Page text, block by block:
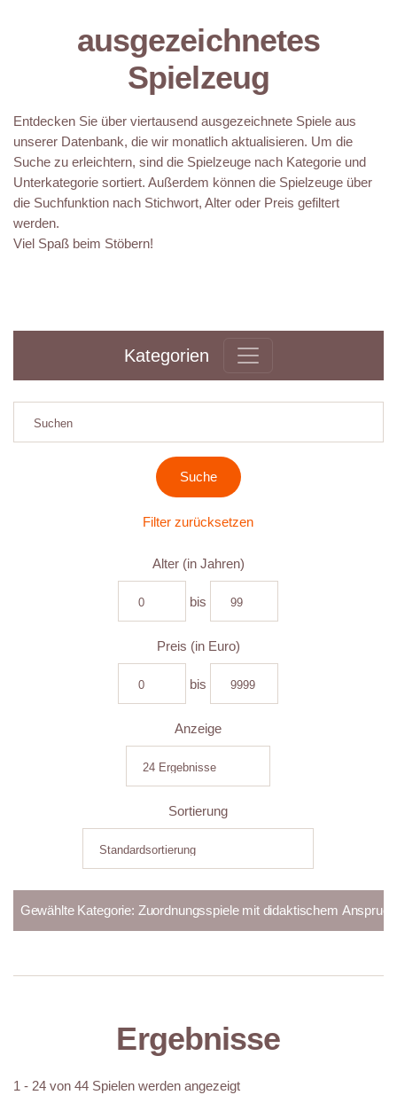
ausgezeichnetes
Spielzeug
Entdecken Sie über viertausend ausgezeichnete Spiele aus
unserer Datenbank, die wir monatlich aktualisieren. Um die
Suche zu erleichtern, sind die Spielzeuge nach Kategorie und
Unterkategorie sortiert. Außerdem können die Spielzeuge über
die Suchfunktion nach Stichwort, Alter oder Preis gefiltert
werden.
Viel Spaß beim Stöbern!
Kategorien
Filter zurücksetzen
Alter (in Jahren)
bis
Preis (in Euro)
bis
Anzeige
Sortierung
Ergebnisse
1 - 24 von 44 Spielen werden angezeigt